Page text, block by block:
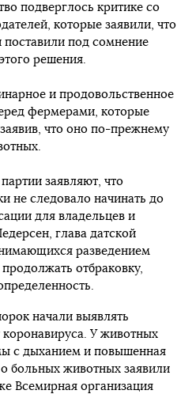
подверглось критике со
которые заявили, что
под сомнение
решения.
и продовольственное
фермерами, которые
что оно по-прежнему
заявляют, что
не следовало начинать до
для владельцев и
глава датской
разведением
отбраковку,
начали выявлять
У животных
с дыханием и повышенная
больных животных заявили
Всемирная организация